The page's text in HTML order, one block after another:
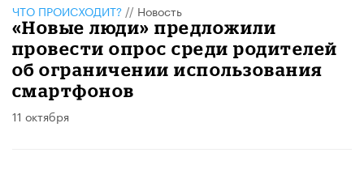
ЧТО ПРОИСХОДИТ? // Новость
«Новые люди» предложили
провести опрос среди родителей
об ограничении использования
смартфонов
11 октября